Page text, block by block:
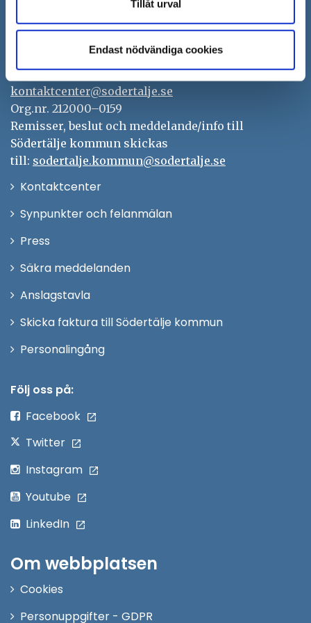
Tillåt urval
Endast nödvändiga cookies
Södertälje kommun
Besöksadress: Nyköpingsvägen 26
Tfn: 08–523 010 00
kontaktcenter@sodertalje.se
Org.nr. 212000–0159
Remisser, beslut och meddelande/info till
Södertälje kommun skickas
till: sodertalje.kommun@sodertalje.se
KontaktcenterÖppna
Synpunkter och felanmälan
Press
fönster
Säkra meddelanden
Anslagstavla
Skicka faktura till Södertälje kommun
PersonalingångÖppna
Följ oss på:
Facebook
Twitter
Instagram
Youtube
LinkedIn
Om webbplatsen
Cookies
Personuppgifter - GDPR